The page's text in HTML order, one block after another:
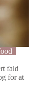
fald
for at